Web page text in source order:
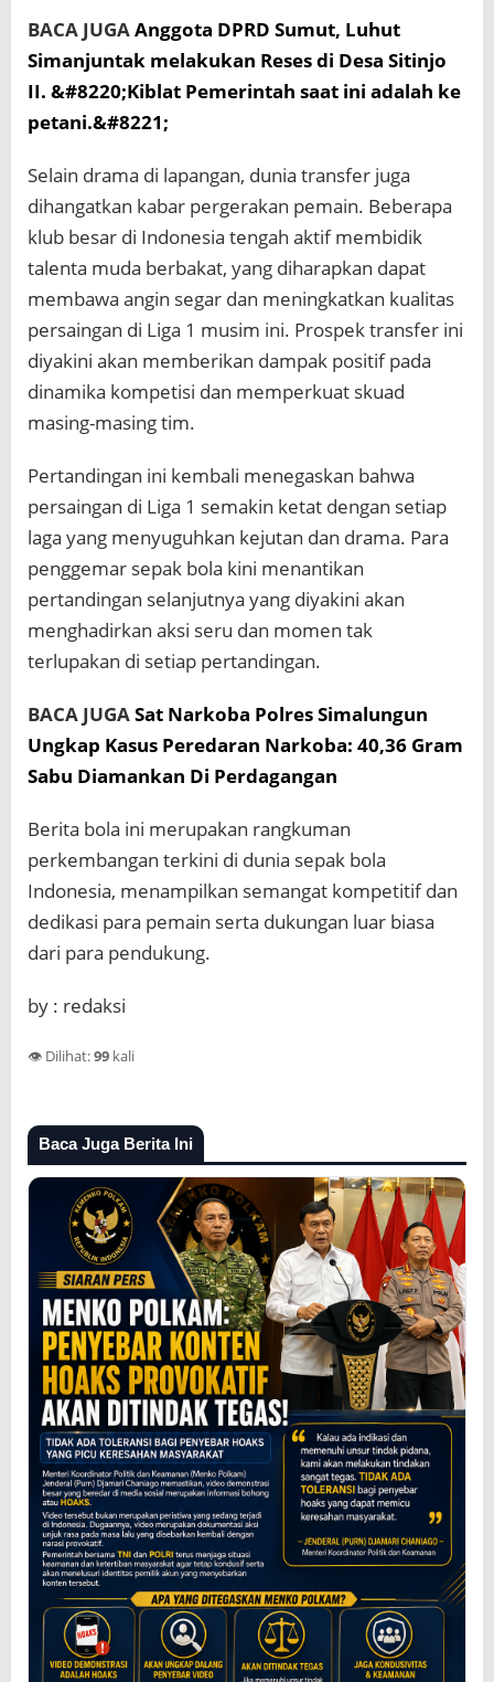
BACA JUGAAnggota DPRD Sumut, Luhut
Simanjuntak melakukan Reses di Desa Sitinjo
II. &#8220;Kiblat Pemerintah saat ini adalah ke
petani.&#8221;
Selain drama di lapangan, dunia transfer juga
dihangatkan kabar pergerakan pemain. Beberapa
klub besar di Indonesia tengah aktif membidik
talenta muda berbakat, yang diharapkan dapat
membawa angin segar dan meningkatkan kualitas
persaingan di Liga 1 musim ini. Prospek transfer ini
diyakini akan memberikan dampak positif pada
dinamika kompetisi dan memperkuat skuad
masing-masing tim.
Pertandingan ini kembali menegaskan bahwa
persaingan di Liga 1 semakin ketat dengan setiap
laga yang menyuguhkan kejutan dan drama. Para
penggemar sepak bola kini menantikan
pertandingan selanjutnya yang diyakini akan
menghadirkan aksi seru dan momen tak
terlupakan di setiap pertandingan.
BACA JUGASat Narkoba Polres Simalungun
Ungkap Kasus Peredaran Narkoba: 40,36 Gram
Sabu Diamankan Di Perdagangan
Berita bola ini merupakan rangkuman
perkembangan terkini di dunia sepak bola
Indonesia, menampilkan semangat kompetitif dan
dedikasi para pemain serta dukungan luar biasa
dari para pendukung.
by : redaksi
👁️ Dilihat:99 kali
Baca Juga Berita Ini